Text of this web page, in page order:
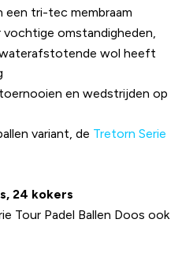
een tri-tec membraam
vochtige omstandigheden,
wol heeft
en wedstrijden op
variant, de Tretorn Serie
24 kokers
Tour Padel Ballen Doos ook